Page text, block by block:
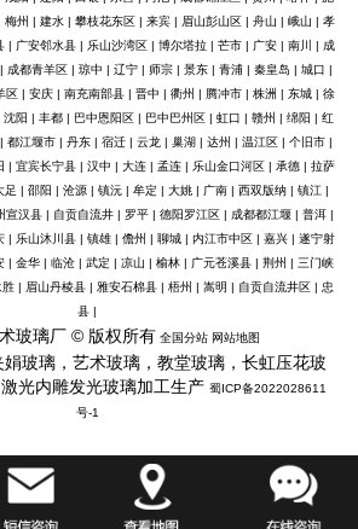
梅州 建水| 攀枝花东区 来宾| 眉山彭山区 舟山 峨山
孝
广安邻水县 乐山沙湾区 博尔塔拉 芒市 广安 南川
成
成都青羊区 琼中 辽宁 师宗 景东 青浦 秦皇岛 城口
区 安庆| 南充南部县| 晋中 衢州 腾冲市| 株洲 东城| 徐
沈阳 丰都 巴中恩阳区 巴中巴州区 虹口 赣州 绵阳
红
都江堰市| 丹东| 宿迁| 云龙| 巢湖 达州 温江区 个旧市|
宜宾长宁县| 汉中 大连| 孟连| 乐山金口河区 承德| 拉萨
足 邵阳 沧源 镇沅 牟定 大姚 广南 西双版纳 镇江
宣汉县| 自贡自流井| 罗平| 德阳罗江区 成都都江堰| 普洱|
乐山沐川县 镇雄 儋州 聊城 内江市中区 嘉兴
遂宁射
金华 临沧 武定 凉山 榆林 广元苍溪县 荆州
三门峡
胜| 眉山丹棱县| 雅安石棉县| 梧州 嵩明 自贡自流井区
忠
县
玻璃厂 © 版权所有 全国分站 网站地图
玻璃，艺术玻璃，教堂玻璃，长虹压花玻
光内雕发光玻璃加工生产 蜀ICP备2022028611
号-1